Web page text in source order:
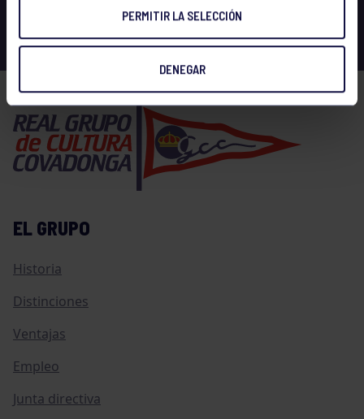
PERMITIR LA SELECCIÓN
DENEGAR
EL GRUPO
Historia
Distinciones
Ventajas
Empleo
Junta directiva